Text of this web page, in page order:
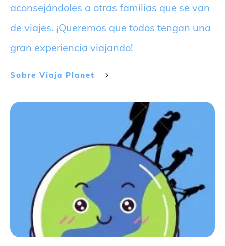
aconsejándoles a otras familias que se van
de viajes. ¡Queremos que todos tengan una
gran experiencia viajando!
Sobre Viaja Planet